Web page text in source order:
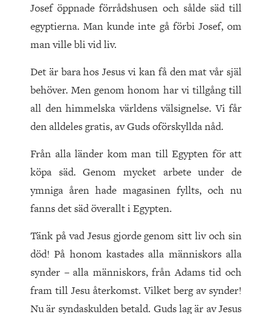
Josef öppnade förrådshusen och sålde säd till
egyptierna. Man kunde inte gå förbi Josef, om
man ville bli vid liv.
Det är bara hos Jesus vi kan få den mat vår själ
behöver. Men genom honom har vi tillgång till
all den himmelska världens välsignelse. Vi får
den alldeles gratis, av Guds oförskyllda nåd.
Från alla länder kom man till Egypten för att
köpa säd. Genom mycket arbete under de
ymniga åren hade magasinen fyllts, och nu
fanns det säd överallt i Egypten.
Tänk på vad Jesus gjorde genom sitt liv och sin
död! På honom kastades alla människors alla
synder – alla människors, från Adams tid och
fram till Jesu återkomst. Vilket berg av synder!
Nu är syndaskulden betald. Guds lag är av Jesus